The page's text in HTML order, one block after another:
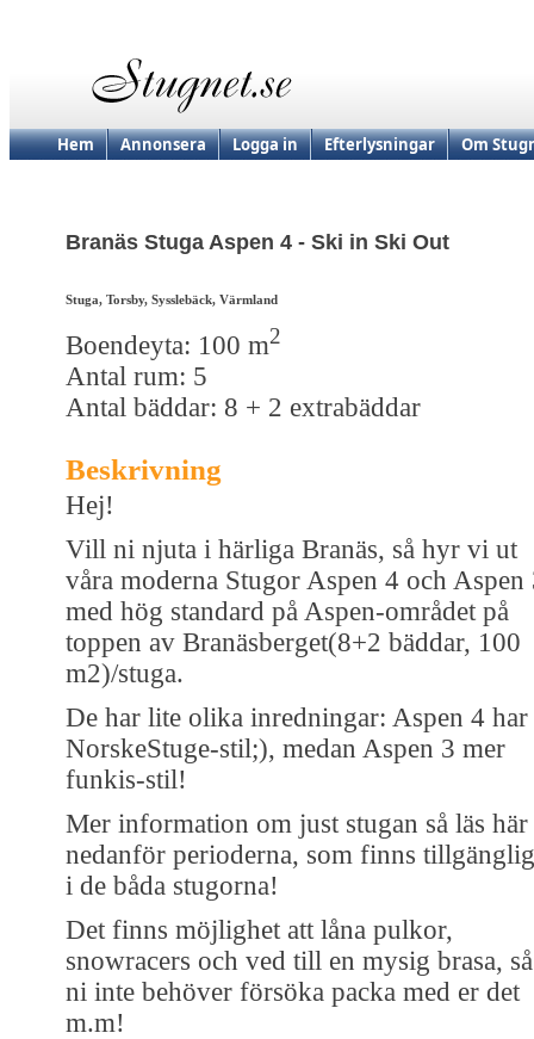
Hem Annonsera Logga in Efterlysningar Om
Branäs Stuga Aspen 4 - Ski in Ski Out
Stuga, Torsby, Sysslebäck, Värmland
Boendeyta: 100 m2
Antal rum: 5
Antal bäddar: 8 + 2 extrabäddar
Beskrivning
Hej!
Vill ni njuta i härliga Branäs, så hyr vi ut
våra moderna Stugor Aspen 4 och Aspen
med hög standard på Aspen-området på
toppen av Branäsberget(8+2 bäddar, 100
m2)/stuga.
De har lite olika inredningar: Aspen 4 har
NorskeStuge-stil;), medan Aspen 3 mer
funkis-stil!
Mer information om just stugan så läs här
nedanför perioderna, som finns
i de båda stugorna!
Det finns möjlighet att låna pulkor,
snowracers och ved till en mysig brasa, så
ni inte behöver försöka packa med er det
m.m!